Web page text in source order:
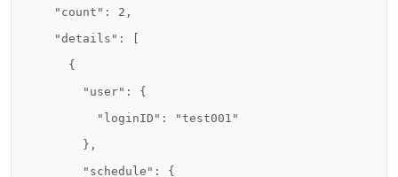
    "count": 2,
    "details": [
      {
        "user": {
          "loginID": "test001"
        },
        "schedule": {